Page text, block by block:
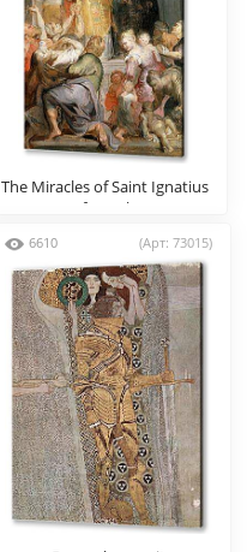
The Miracles of Saint Ignatius
of Loyola
6610 (Арт: 73015)